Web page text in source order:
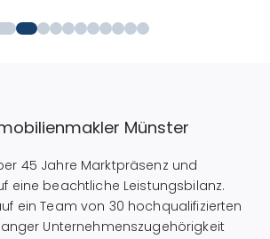
Münster
45 Jahre Marktpräsenz und
eine beachtliche Leistungsbilanz.
ein Team von 30 hochqualifizierten
Unternehmenszugehörigkeit